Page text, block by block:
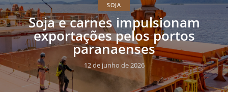
SOJA
Soja e carnes impulsionam
exportações pelos portos
paranaenses
12 de junho de 2026